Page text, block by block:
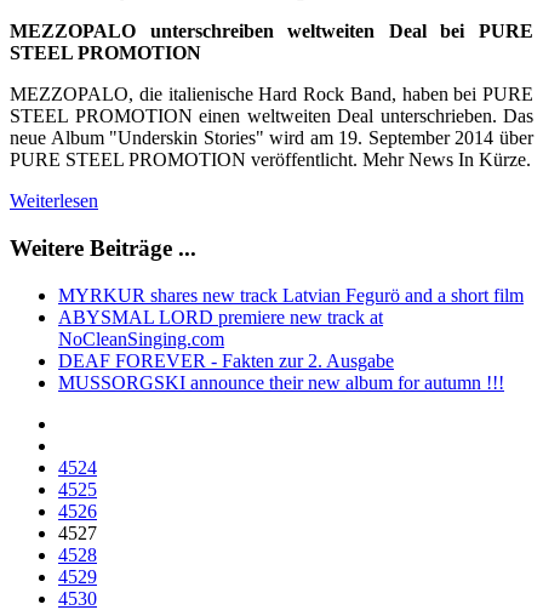
MEZZOPALO unterschreiben weltweiten Deal bei PURE
STEEL PROMOTION
MEZZOPALO, die italienische Hard Rock Band, haben bei PURE
STEEL PROMOTION einen weltweiten Deal unterschrieben. Das
neue Album "Underskin Stories" wird am 19. September 2014 über
PURE STEEL PROMOTION veröffentlicht. Mehr News In Kürze.
Weiterlesen
Weitere Beiträge ...
MYRKUR shares new track Latvian Fegurö and a short film
ABYSMAL LORD premiere new track at
NoCleanSinging.com
DEAF FOREVER - Fakten zur 2. Ausgabe
MUSSORGSKI announce their new album for autumn !!!
4524
4525
4526
4527
4528
4529
4530